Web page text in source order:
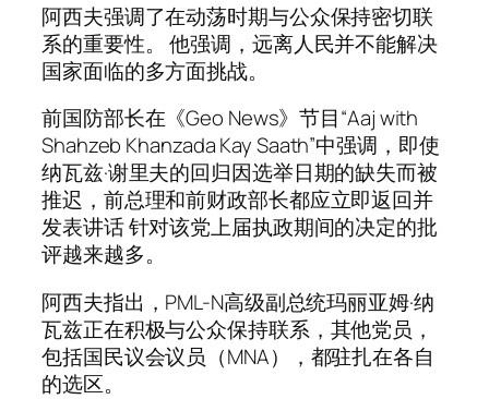
阿西夫强调了在动荡时期与公众保持密切联
系的重要性。 他强调，远离人民并不能解决
国家面临的多方面挑战。
前国防部长在《Geo News》节目“Aaj with
Shahzeb Khanzada Kay Saath”中强调，即使
纳瓦兹·谢里夫的回归因选举日期的缺失而被
推迟，前总理和前财政部长都应立即返回并
发表讲话 针对该党上届执政期间的决定的批
评越来越多。
阿西夫指出，PML-N高级副总统玛丽亚姆·纳
瓦兹正在积极与公众保持联系，其他党员，
包括国民议会议员（MNA），都驻扎在各自
的选区。